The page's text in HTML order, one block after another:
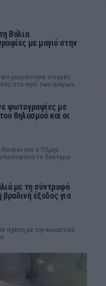
Βάλια
με μαγιό στην
μοιράστηκε στιγμές
στο νησί των ανέμων
φωτογραφίες με
θηλασμού και οι
και ο Τζίμης
πρόσφατα το δεύτερο
με τη σύντροφό
βραδινή έξοδος για
σχέση με την εικαστικό